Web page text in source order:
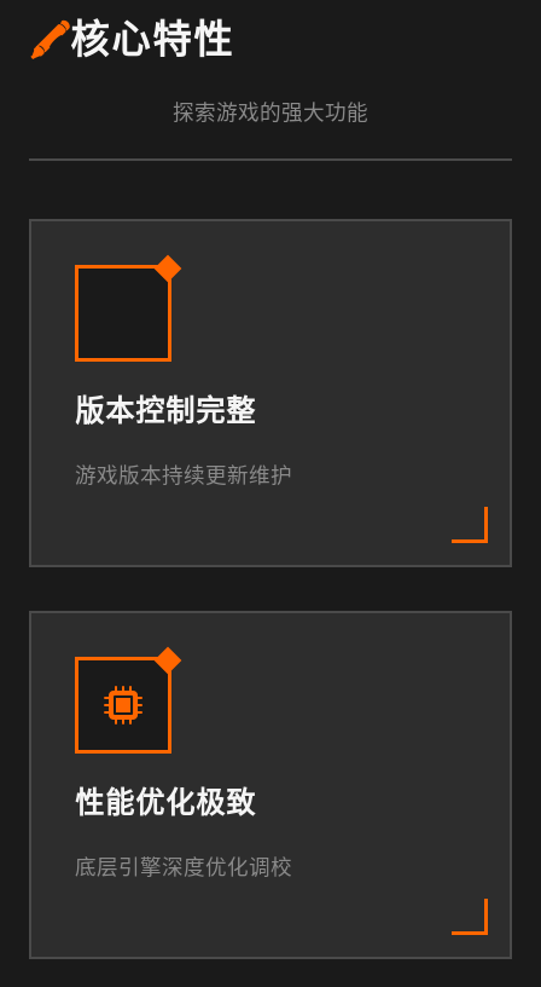
🖍️核心特性
探索游戏的强大功能
版本控制完整
游戏版本持续更新维护
性能优化极致
底层引擎深度优化调校